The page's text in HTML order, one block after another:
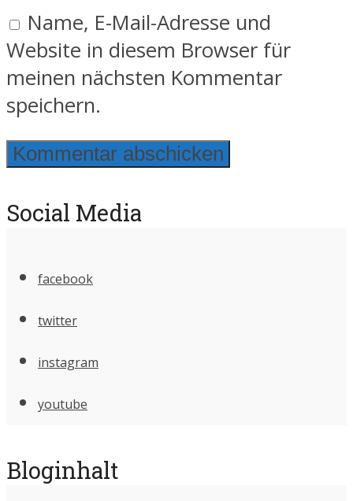
Name, E-Mail-Adresse und
Website in diesem Browser für
meinen nächsten Kommentar
speichern.
Social Media
facebook
twitter
instagram
youtube
Bloginhalt